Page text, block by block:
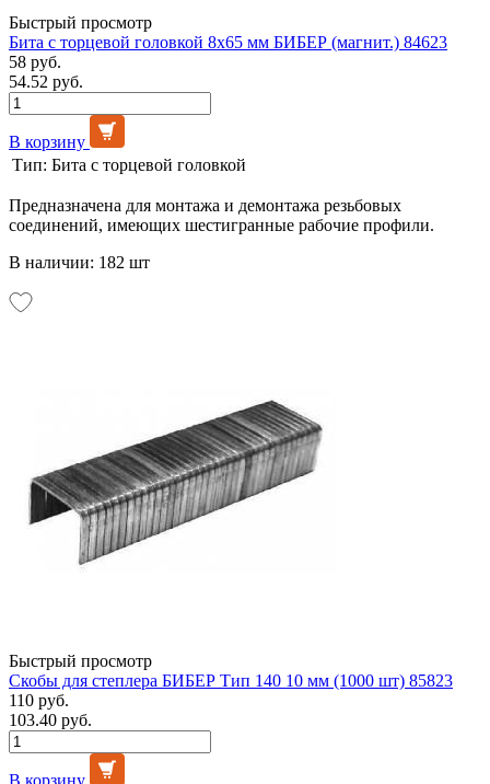
Быстрый просмотр
Бита с торцевой головкой 8х65 мм БИБЕР (магнит.) 84623
58 руб.
54.52 руб.
В корзину
Тип: Бита с торцевой головкой
Предназначена для монтажа и демонтажа резьбовых
соединений, имеющих шестигранные рабочие профили.
В наличии: 182 шт
Быстрый просмотр
Скобы для степлера БИБЕР Тип 140 10 мм (1000 шт) 85823
110 руб.
103.40 руб.
В корзину